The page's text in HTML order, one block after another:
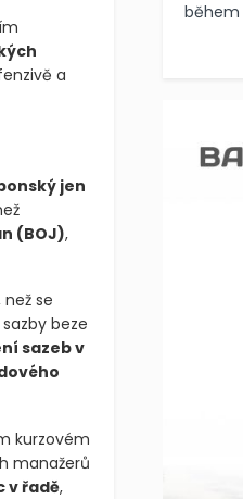
a
jen
(BOJ),
se
beze
sazeb v
kurzovém
manažerů
v řadě,
během